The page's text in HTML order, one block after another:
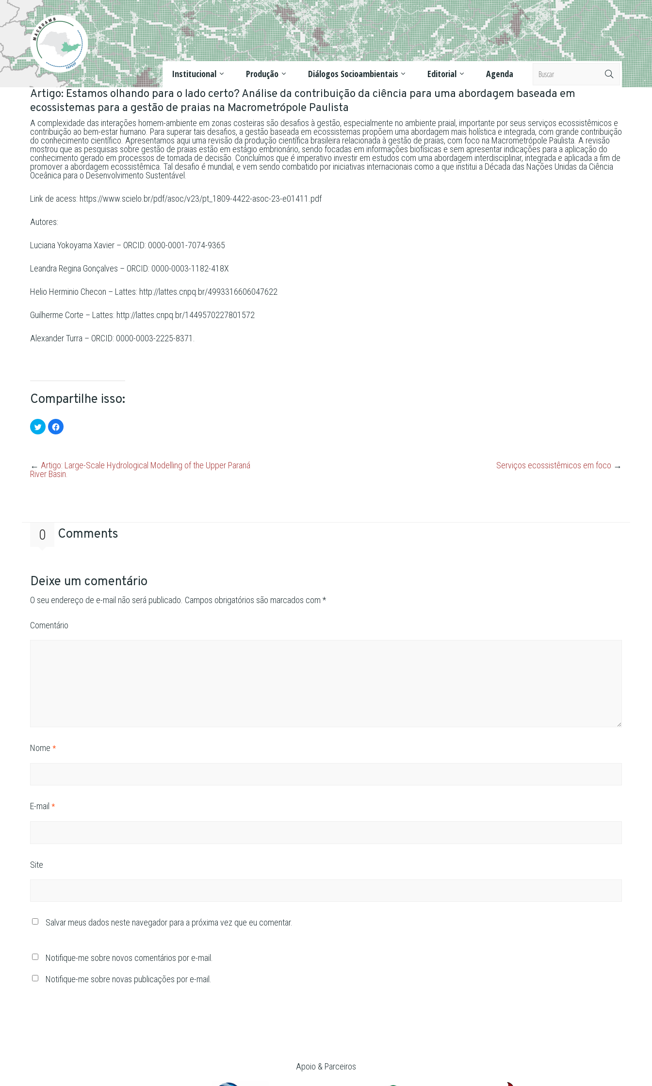
Institucional Produção Diálogos Socioambientais Editorial Agenda
Artigo: Estamos olhando para o lado certo? Análise da contribuição da ciência para uma abordagem baseada em
ecossistemas para a gestão de praias na Macrometrópole Paulista
A complexidade das interações homem-ambiente em zonas costeiras são desafios à gestão, especialmente no ambiente praial, importante por seus serviços ecossistêmicos e
contribuição ao bem-estar humano. Para superar tais desafios, a gestão baseada em ecossistemas propõem uma abordagem mais holística e integrada, com grande contribuição
do conhecimento científico. Apresentamos aqui uma revisão da produção científica brasileira relacionada à gestão de praias, com foco na Macrometrópole Paulista. A revisão
mostrou que as pesquisas sobre gestão de praias estão em estágio embrionário, sendo focadas em informações biofísicas e sem apresentar indicações para a aplicação do
conhecimento gerado em processos de tomada de decisão. Concluímos que é imperativo investir em estudos com uma abordagem interdisciplinar, integrada e aplicada a fim de
promover a abordagem ecossistêmica. Tal desafio é mundial, e vem sendo combatido por iniciativas internacionais como a que institui a Década das Nações Unidas da Ciência
Oceânica para o Desenvolvimento Sustentável.
Link de acess: https://www.scielo.br/pdf/asoc/v23/pt_1809-4422-asoc-23-e01411.pdf
Autores:
Luciana Yokoyama Xavier – ORCID: 0000-0001-7074-9365
Leandra Regina Gonçalves – ORCID: 0000-0003-1182-418X
Helio Herminio Checon – Lattes: http://lattes.cnpq.br/4993316606047622
Guilherme Corte – Lattes: http://lattes.cnpq.br/1449570227801572
Alexander Turra – ORCID: 0000-0003-2225-8371.
Compartilhe isso:
Clique
para
compartilhar
nova
janela)
Clique
para
nova
janela) Serviços ecossistêmicos em foco →
← Artigo: Large-Scale Hydrological Modelling of the Upper Paraná
River Basin.
0 Comments
Deixe um comentário
O seu endereço de e-mail não será publicado. Campos obrigatórios são marcados com *
Comentário
Nome *
E-mail *
Site
Salvar meus dados neste navegador para a próxima vez que eu comentar.
Notifique-me sobre novos comentários por e-mail.
Notifique-me sobre novas publicações por e-mail.
Apoio & Parceiros